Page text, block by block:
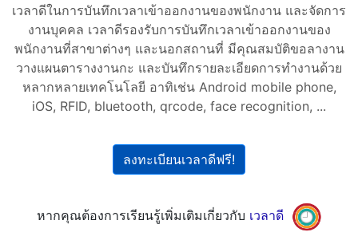
เวลาดีในการบันทึกเวลาเข้าออกงานของพนักงาน และจัดการ
งานบุคคล เวลาดีรองรับการบันทึกเวลาเข้าออกงานของ
พนักงานที่สาขาต่างๆ และนอกสถานที่ มีคุณสมบัติขอลางาน
วางแผนตารางงานกะ และบันทึกรายละเอียดการทำงานด้วย
หลากหลายเทคโนโลยี อาทิเช่น Android mobile phone,
iOS, RFID, bluetooth, qrcode, face recognition, ...
ลงทะเบียนเวลาดีฟรี!
หากคุณต้องการเรียนรู้เพิ่มเติมเกี่ยวกับ เวลาดี